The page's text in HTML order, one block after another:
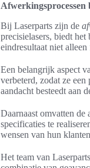
Bij Laserparts zijn de
precisielasers, biedt
eindresultaat niet
Een belangrijk aspect
verbeterd, zodat ze
aandacht besteedt aan
Daarnaast omvatten de
specificaties te
wensen van hun
Het team van